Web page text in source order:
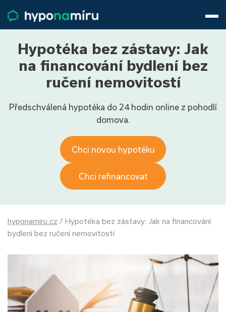
Životní pojištění
Pojištění nemovitosti
Články
O nás
Přihlásit
Hypotéka bez zástavy: Jak
na financování bydlení bez
ručení nemovitostí
Předschválená hypotéka do 24 hodin online z pohodlí
domova.
Chci novou hypotéku
Chci refinancovat
hyponamiru.cz / Hypotéka bez zástavy: Jak na financování
bydlení bez ručení nemovitostí